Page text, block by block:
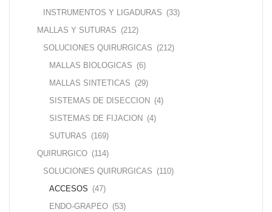
INSTRUMENTOS Y LIGADURAS (33)
MALLAS Y SUTURAS (212)
SOLUCIONES QUIRURGICAS (212)
MALLAS BIOLOGICAS (6)
MALLAS SINTETICAS (29)
SISTEMAS DE DISECCION (4)
SISTEMAS DE FIJACION (4)
SUTURAS (169)
QUIRURGICO (114)
SOLUCIONES QUIRURGICAS (110)
ACCESOS (47)
ENDO-GRAPEO (53)